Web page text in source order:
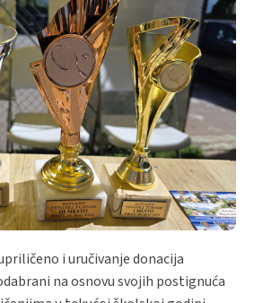
i uručivanje donacija
na osnovu svojih postignuća